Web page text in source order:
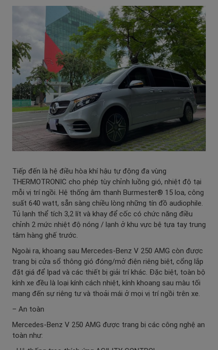
Tiếp đến là hệ điều hòa khí hậu tự động đa vùng
THERMOTRONIC cho phép tùy chỉnh luồng gió, nhiệt độ tại
mỗi vị trí ngồi. Hệ thống âm thanh Burmester® 15 loa, công
suất 640 watt, sẵn sàng chiều lòng những tín đồ audiophile.
Tủ lạnh thể tích 3,2 lít và khay để cốc có chức năng điều
chỉnh 2 mức nhiệt độ nóng / lạnh ở khu vực bệ tựa tay trung
tâm hàng ghế trước.
Ngoài ra, khoang sau Mercedes-Benz V 250 AMG còn được
trang bị cửa sổ thông gió đóng/mở điện riêng biệt, cổng lắp
đặt giá để Ipad và các thiết bị giải trí khác. Đặc biệt, toàn bộ
kính xe đều là loại kính cách nhiệt, kính khoang sau màu tối
mang đến sự riêng tư và thoải mái ở mọi vị trí ngồi trên xe.
– An toàn
Mercedes-Benz V 250 AMG được trang bị các công nghệ an
toàn như: